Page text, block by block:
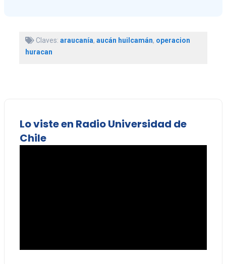
Claves: araucanía, aucán huilcamán, operacion
huracan
Lo viste en Radio Universidad de
Chile